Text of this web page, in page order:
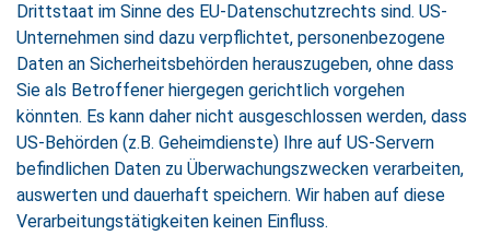
Drittstaat im Sinne des EU-Datenschutzrechts sind. US-
Unternehmen sind dazu verpflichtet, personenbezogene
Daten an Sicherheitsbehörden herauszugeben, ohne dass
Sie als Betroffener hiergegen gerichtlich vorgehen
könnten. Es kann daher nicht ausgeschlossen werden, dass
US-Behörden (z.B. Geheimdienste) Ihre auf US-Servern
befindlichen Daten zu Überwachungszwecken verarbeiten,
auswerten und dauerhaft speichern. Wir haben auf diese
Verarbeitungstätigkeiten keinen Einfluss.